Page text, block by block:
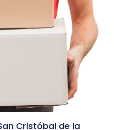
Cristóbal de la